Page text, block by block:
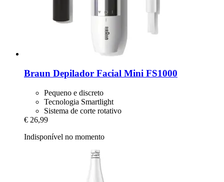
Braun Depilador Facial Mini FS1000
Pequeno e discreto
Tecnologia Smartlight
Sistema de corte rotativo
€ 26,99
Indisponível no momento